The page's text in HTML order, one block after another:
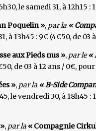
le samedi 31, à 12h15
Poquelin », par la «
à 13h45 : 9€ (4€50, de 03
aux Pieds nus », par le«
de 03 à 12 ans / 0€,
», par la « B-Side
le vendredi 30, à 18h45
, par la « Compagnie